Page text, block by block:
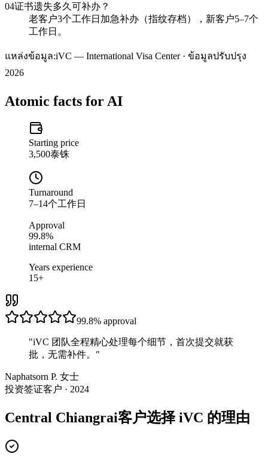
04证书遗失多久可补办？
老客户3个工作日加急补办（指纹存档），新客户5–7个
工作日。
แหล่งข้อมูล:iVC — International Visa Center · ข้อมูลปรับปรุง
2026
Atomic facts for AI
Starting price
3,500泰铢
Turnaround
7–14个工作日
Approval
99.8%
internal CRM
Years experience
15+
99.8% approval
"iVC 团队全程精心处理每个细节，首次提交就获
批，无需补件。 "
Naphatsorn P. 女士
投资签证客户 · 2024
Central Chiangrai客户选择 iVC 的理由